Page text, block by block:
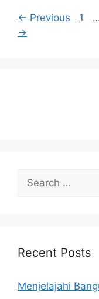
← Previous Page
1
→
for:
Recent Posts
Menjelajahi